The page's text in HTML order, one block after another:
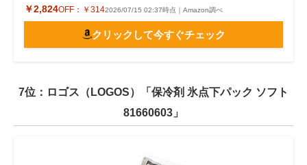
￥2,824OFF： ￥3142026/07/15 02:37時点｜Amazon調べ
クリックして今すぐチェック
7位：ロゴス（LOGOS）「保冷剤 氷点下パック ソフト
81660603」